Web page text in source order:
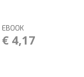
EBOOK
€ 4,17